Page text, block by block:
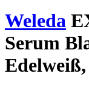
Weleda
Serum